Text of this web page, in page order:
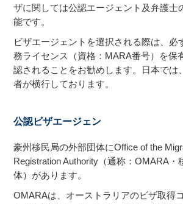
ザに関しては公認エージェント及弁護士
能です。
ビザエージェントを選択される際は、必
務ライセンス（資格：MARA番号）を保
認されることをお勧めします。日本では
者が横行しております。
公認ビザエージェン
豪州移民局の外部団体にOffice of the
Registration Authority（通称：OMARA・
体）があります。
OMARAは、オーストラリアのビザ取得